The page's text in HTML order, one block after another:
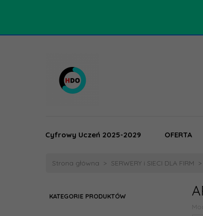
Cyfrowy Uczeń 2025-2029 OFERTA
Strona główna SERWERY i SIECI DLA FIRM
KATEGORIE PRODUKTÓW